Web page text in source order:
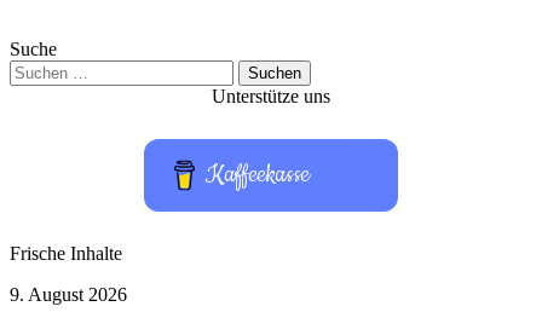
Suche
Suchen
nach:
Unterstütze uns
Kaffeekasse
Frische Inhalte
Augsburger
9. August 2026